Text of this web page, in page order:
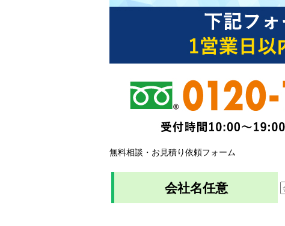
無料相談・お見積り依頼フォーム
会社名任意